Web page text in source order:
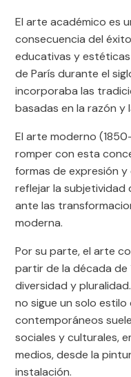
El arte académico es
consecuencia del
educativas y
de París durante el
incorporaba las
basadas en la razón y
El arte moderno
romper con esta
formas de expresión
reflejar la subjetividad
ante las
moderna.
Por su parte, el arte
partir de la década de
diversidad y
no sigue un solo
contemporáneos
sociales y culturales,
medios, desde la
instalación.